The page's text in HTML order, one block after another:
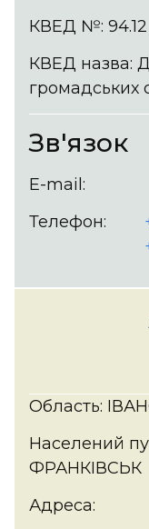
КВЕД №: 94.12
КВЕД назва:
громадських
Зв'язок
E-mail:
Телефон:
Область:
Населений
ФРАНКІВСЬК
Адреса: